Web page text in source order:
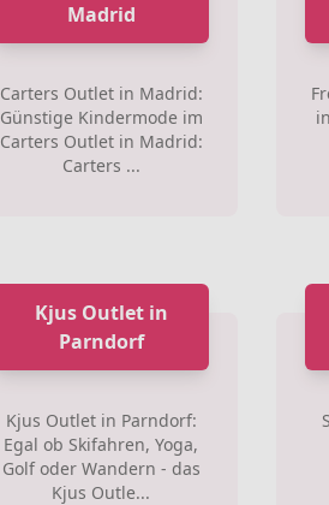
Madrid
Carters Outlet in Madrid:
Günstige Kindermode im
Carters Outlet in Madrid:
Carters ...
Kjus Outlet in
Parndorf
Kjus Outlet in Parndorf:
Egal ob Skifahren, Yoga,
Golf oder Wandern - das
Kjus Outle...